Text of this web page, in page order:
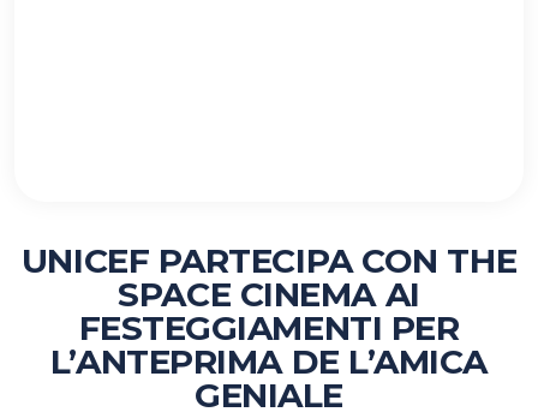
UNICEF PARTECIPA CON THE
SPACE CINEMA AI
FESTEGGIAMENTI PER
L’ANTEPRIMA DE L’AMICA
GENIALE